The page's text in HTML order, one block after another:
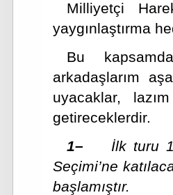
Milliyetçi
yaygınlaştırma
Bu
arkadaşlarım
uyacaklar,
getireceklerdir.
1– İlk turu
Seçimi’ne
başlamıştır.